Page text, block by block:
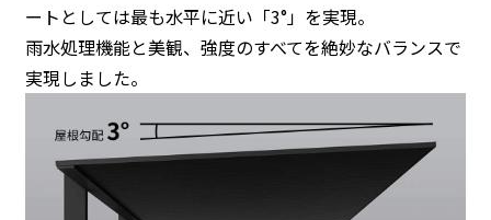
ートとしては最も水平に近い「3°」を実現。
雨水処理機能と美観、強度のすべてを絶妙なバランスで
実現しました。